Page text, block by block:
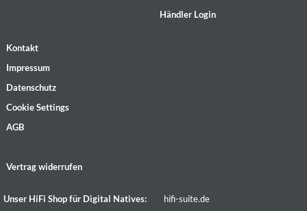
Händler Login
Kontakt
Impressum
Datenschutz
Cookie Settings
AGB
Vertrag widerrufen
Unser HiFi Shop für Digital Natives: hifi-suite.de